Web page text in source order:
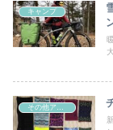
キャンプ